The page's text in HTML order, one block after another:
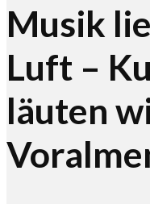
Musik
Luft –
läuten